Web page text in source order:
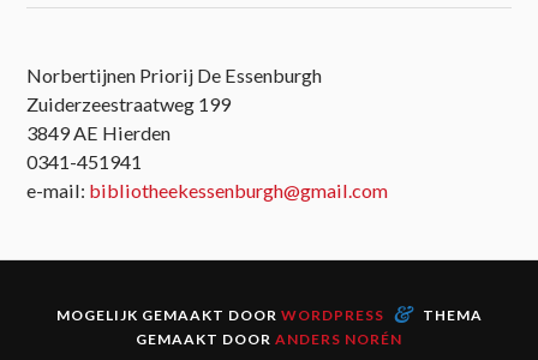
Norbertijnen Priorij De Essenburgh
Zuiderzeestraatweg 199
3849 AE Hierden
0341-451941
e-mail: bibliotheekessenburgh@gmail.com
MOGELIJK GEMAAKT DOOR WORDPRESS &
THEMA
GEMAAKT DOOR ANDERS NORÉN